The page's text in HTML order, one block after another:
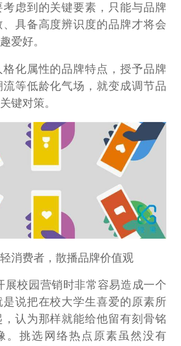
虑到的关键要素，只能与品牌
具备高度辨识度的品牌才将会
爱好。
格化属性的品牌特点，授予品牌
流等低龄化气场，就变成调节品
键对策。
消费者，散播品牌价值观
展校园营销时非常容易造成一个
说把在校大学生喜爱的原素所
认为那样就能给他留有刻骨铭
。挑选网络热点原素虽然没有